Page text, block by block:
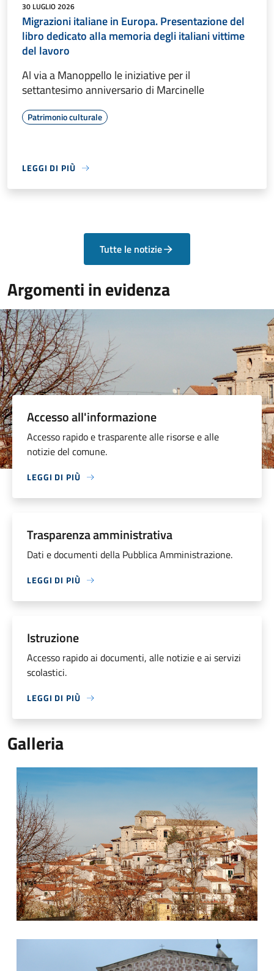
30 LUGLIO 2026
Migrazioni italiane in Europa. Presentazione del
libro dedicato alla memoria degli italiani vittime
del lavoro
Al via a Manoppello le iniziative per il
settantesimo anniversario di Marcinelle
Patrimonio culturale
LEGGI DI PIÙ
Tutte le notizie
Argomenti in evidenza
Accesso all'informazione
Accesso rapido e trasparente alle risorse e alle
notizie del comune.
LEGGI DI PIÙ
Trasparenza amministrativa
Dati e documenti della Pubblica Amministrazione.
LEGGI DI PIÙ
Istruzione
Accesso rapido ai documenti, alle notizie e ai servizi
scolastici.
LEGGI DI PIÙ
Galleria
Manoppello